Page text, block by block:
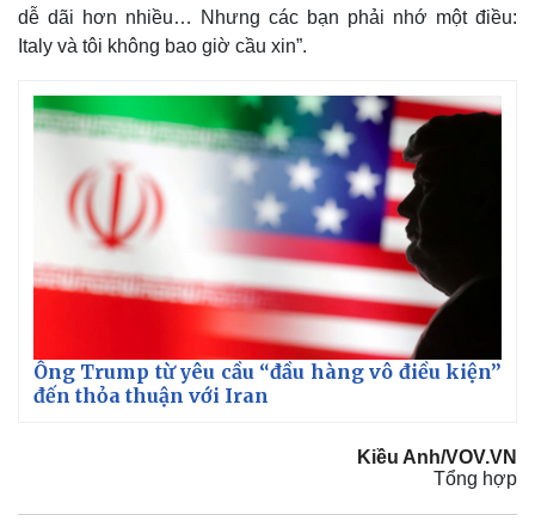
dễ dãi hơn nhiều… Nhưng các bạn phải nhớ một điều:
Italy và tôi không bao giờ cầu xin”.
Ông Trump từ yêu cầu “đầu hàng vô điều kiện”
đến thỏa thuận với Iran
Kiều Anh/VOV.VN
Tổng hợp